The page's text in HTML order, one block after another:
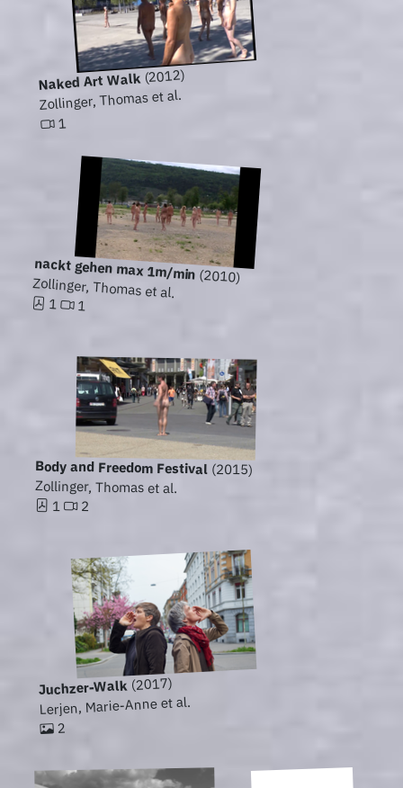
Naked Art Walk(2012)
Zollinger, Thomas et al.
1
nackt gehen max 1m/min(2010)
Zollinger, Thomas et al.
1 1
Body and Freedom Festival (2015)
Zollinger, Thomas et al.
1 2
Juchzer-Walk (2017)
Lerjen, Marie-Anne et al.
2